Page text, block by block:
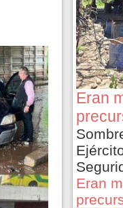
Eran
Eran